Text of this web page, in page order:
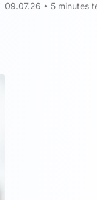
09.07.26 • 5 minutes